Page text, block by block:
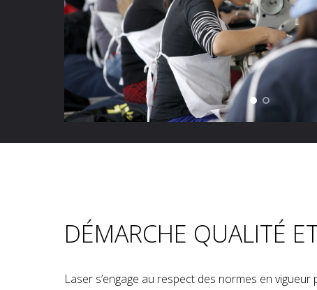
DÉMARCHE QUALITÉ
Laser s’engage au respect des normes en vigueur